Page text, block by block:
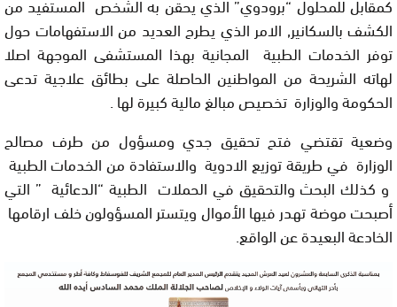
الكشف بالسكانير, الامر الذي يطرح العديد من الاستفهامات حول
توفر الخدمات الطبية المجانية بهذا المستشفى الموجهة اصلا
لهاته الشريحة من المواطنين الحاصلة على بطائق علاجية تدعى
الحكومة والوزارة تخصيص مبالغ مالية كبيرة لها .
وضعية تقتضي فتح تحقيق جدي ومسؤول من طرف مصالح
الوزارة في طريقة توزيع الادوية والاستفادة من الخدمات الطبية
و كذلك البحث والتحقيق في الحملات الطبية “الدعائية ” التي
أصبحت موضة تهدر فيها الأموال ويتستر المسؤولون خلف ارقامها
الخادعة البعيدة عن الواقع.